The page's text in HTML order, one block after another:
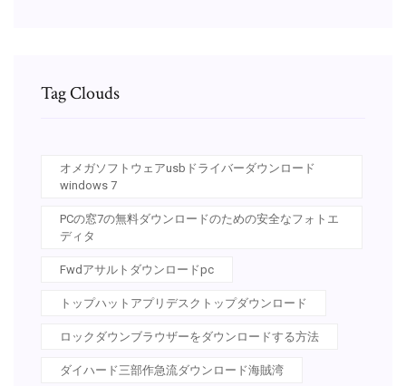
Tag Clouds
オメガソフトウェアusbドライバーダウンロード
windows 7
PCの窓7の無料ダウンロードのための安全なフォトエ
ディタ
Fwdアサルトダウンロードpc
トップハットアプリデスクトップダウンロード
ロックダウンブラウザーをダウンロードする方法
ダイハード三部作急流ダウンロード海賊湾